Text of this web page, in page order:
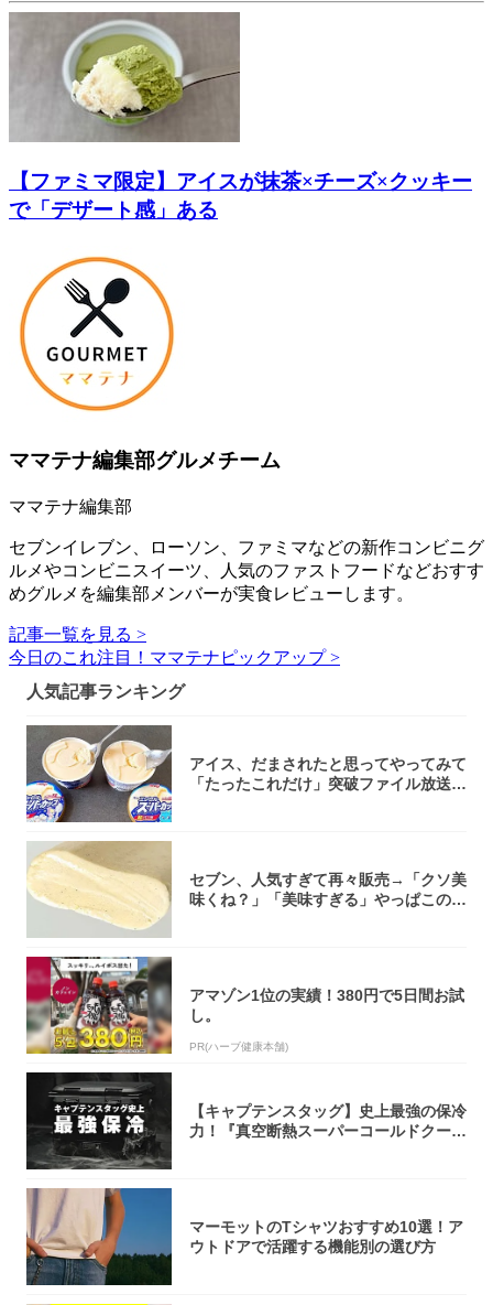
【ファミマ限定】アイスが抹茶×チーズ×クッキー
で「デザート感」ある
ママテナ編集部グルメチーム
ママテナ編集部
セブンイレブン、ローソン、ファミマなどの新作コンビニグ
ルメやコンビニスイーツ、人気のファストフードなどおすす
めグルメを編集部メンバーが実食レビューします。
記事一覧を見る >
今日のこれ注目！ママテナピックアップ >
人気記事ランキング
アイス、だまされたと思ってやってみて
「たったこれだけ」突破ファイル放送で
セブン、人気すぎて再々販売→「クソ美
味くね？」「美味すぎる」やっぱこのク
アマゾン1位の実績！380円で5日間お試
し。
PR(ハーブ健康本舗)
【キャプテンスタッグ】史上最強の保冷
力！『真空断熱スーパーコールドクーラ
マーモットのTシャツおすすめ10選！ア
ウトドアで活躍する機能別の選び方